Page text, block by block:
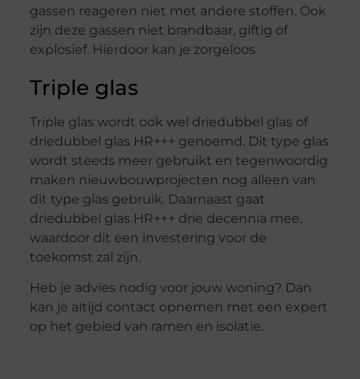
gassen reageren niet met andere stoffen. Ook
zijn deze gassen niet brandbaar, giftig of
explosief. Hierdoor kan je zorgeloos
Triple glas
Triple glas wordt ook wel driedubbel glas of
driedubbel glas HR+++ genoemd. Dit type glas
wordt steeds meer gebruikt en tegenwoordig
maken nieuwbouwprojecten nog alleen van
dit type glas gebruik. Daarnaast gaat
driedubbel glas HR+++ drie decennia mee,
waardoor dit een investering voor de
toekomst zal zijn.
Heb je advies nodig voor jouw woning? Dan
kan je altijd contact opnemen met een expert
op het gebied van ramen en isolatie.